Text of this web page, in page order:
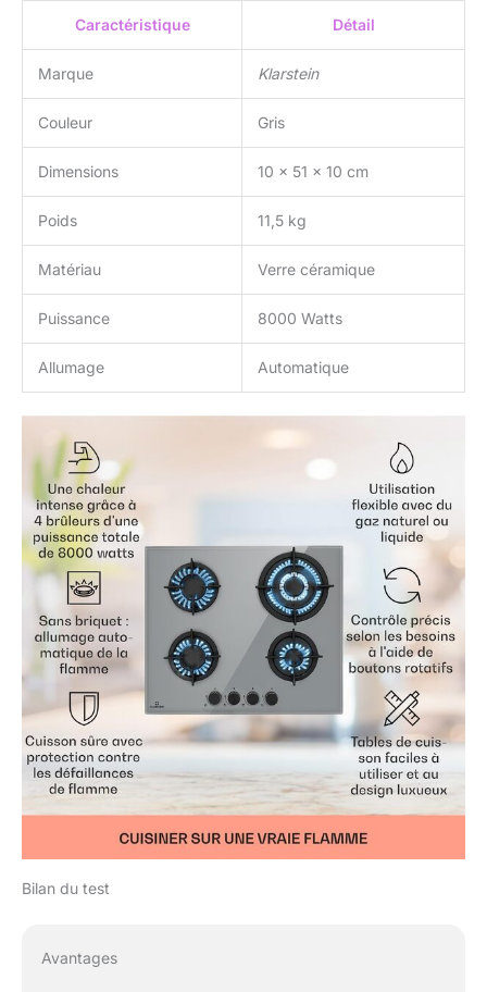
Caractéristique Détail
Marque Klarstein
Couleur Gris
Dimensions 10 x 51 x 10 cm
Poids 11,5 kg
Matériau Verre céramique
Puissance 8000 Watts
Allumage Automatique
Bilan du test
Avantages